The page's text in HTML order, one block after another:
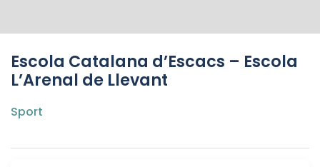
Escola Catalana d’Escacs – Escola
L’Arenal de Llevant
Sport